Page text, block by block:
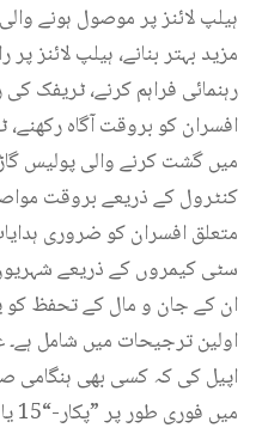
ہیلپ لائنز پر موصول ہونے
مزید بہتر بنانے، ہیلپ لائنز
رہنمائی فراہم کرنے، ٹریفک
افسران کو بروقت آگاہ
میں گشت کرنے والی پولیس
کنٹرول کے ذریعے بروقت
متعلق افسران کو ضروری
سٹی کیمروں کے ذریعے
ان کے جان و مال کے تحفظ کو
اولین ترجیحات میں شامل ہے۔
اپیل کی کہ کسی بھی ہنگامی
میں فوری طور پر ”پکار-“15 یا ون انفو ایپ کے ذریعے اطلاع دیں